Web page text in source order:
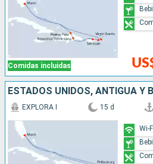
Comidas incluidas
EXPLORA I 15 d
Wi-